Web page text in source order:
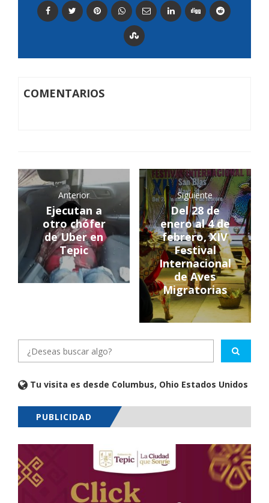
COMENTARIOS
Anterior
Ejecutan a
otro chófer
de Uber en
Tepic
Siguiente
Del 28 de
enero al 4 de
febrero, XIV
Festival
Internacional
de Aves
Migratorias
Tu visita es desde Columbus, Ohio Estados Unidos
PUBLICIDAD